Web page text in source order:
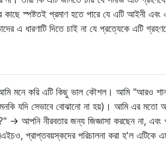
কাছে স্পষ্টতই প্রমাণ হতে পারে যে এটি আইনী এবং
এ ধারণাটি দিতে চাই না যে প্রত্যেকে এটি
মনে করি এটি কিছু ভাল কৌশল। আমি "আরও
যদি সেভাবে বোঝানো না হয়)। আমি এর মতো
-> আপনি নীরবতার জন্য জিজ্ঞাসা করছেন না, এবং
প্রাপ্তবয়স্কদের পরিচালনা করা হ'ল এটিকে